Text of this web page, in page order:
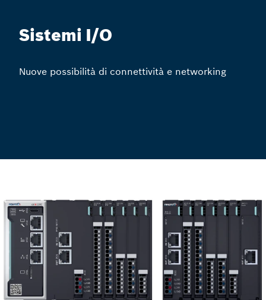
Sistemi I/O
Nuove possibilità di connettività e networking